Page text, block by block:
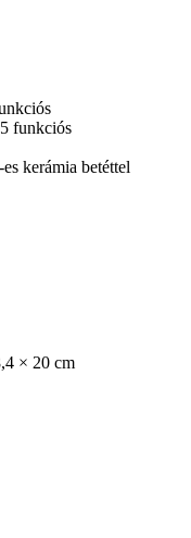
funkciós
kerámia betéttel
× 20 cm